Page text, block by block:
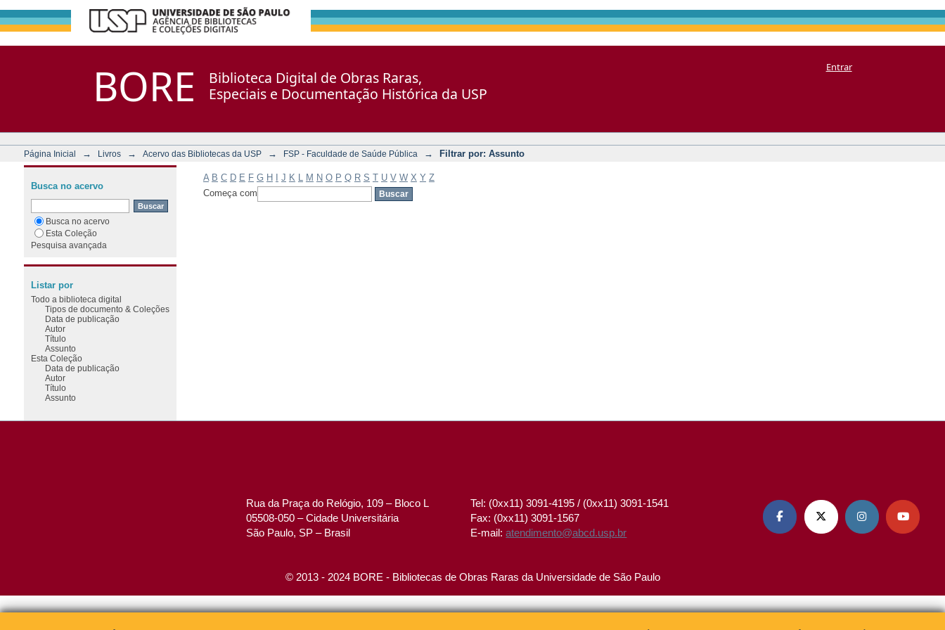
BORE
Biblioteca Digital de Obras Raras,
Especiais e Documentação Histórica da USP
Entrar
Página Inicial → Livros → Acervo das Bibliotecas da USP → FSP - Faculdade de Saúde Pública → Filtrar por: Assunto
A B C D E F G H J K M N O P Q R S T U V W X Y Z
Começa com
Busca no acervo
Busca no acervo
Esta Coleção
Pesquisa avançada
Listar por
Todo a biblioteca digital
Tipos de documento & Coleções
Data de publicação
Autor
Título
Assunto
Esta Coleção
Data de publicação
Autor
Título
Assunto
Rua da Praça do Relógio, 109 – Bloco L
05508-050 – Cidade Universitária
São Paulo, SP – Brasil
Tel: (0xx11) 3091-4195 / (0xx11) 3091-1541
Fax: (0xx11) 3091-1567
E-mail:atendimento@abcd.usp.br
   
© 2013 - 2024 BORE - Bibliotecas de Obras Raras da Universidade de São Paulo